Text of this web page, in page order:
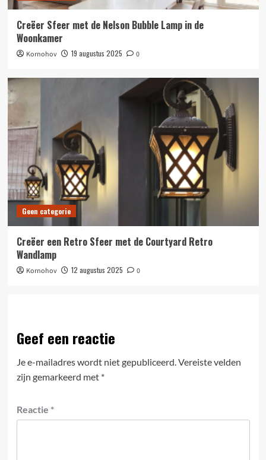
Creëer Sfeer met de Nelson Bubble Lamp in de
Woonkamer
Kornohov 19 augustus 2025 0
Geen categorie
Creëer een Retro Sfeer met de Courtyard Retro
Wandlamp
Kornohov 12 augustus 2025 0
Geef een reactie
Je e-mailadres wordt niet gepubliceerd.Vereiste velden
zijn gemarkeerd met *
Reactie *